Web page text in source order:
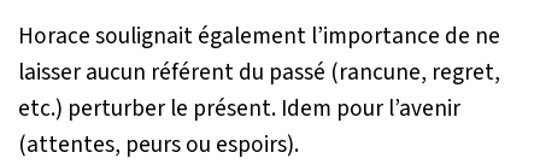
Horace soulignait également l’importance de ne
laisser aucun référent du passé (rancune, regret,
etc.) perturber le présent. Idem pour l’avenir
(attentes, peurs ou espoirs).